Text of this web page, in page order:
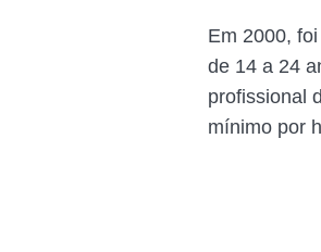
Em 2000,
de 14 a 24
profissional
mínimo por